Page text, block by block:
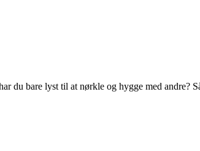
bare lyst til at nørkle og hygge med andre?